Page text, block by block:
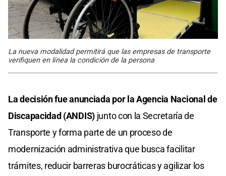
La nueva modalidad permitirá que las empresas de transporte
verifiquen en línea la condición de la persona
La decisión fue anunciada por la Agencia Nacional de
Discapacidad (ANDIS) junto con la Secretaría de
Transporte y forma parte de un proceso de
modernización administrativa que busca facilitar
trámites, reducir barreras burocráticas y agilizar los